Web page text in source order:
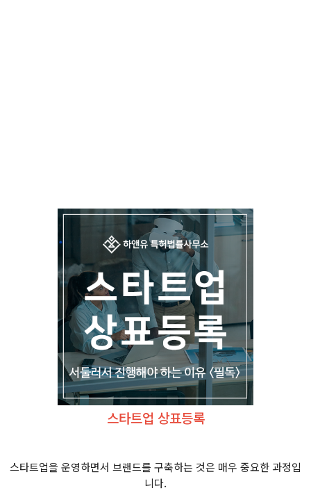
스타트업 상표등록
스타트업을 운영하면서 브랜드를 구축하는 것은 매우 중요한 과정입
니다.